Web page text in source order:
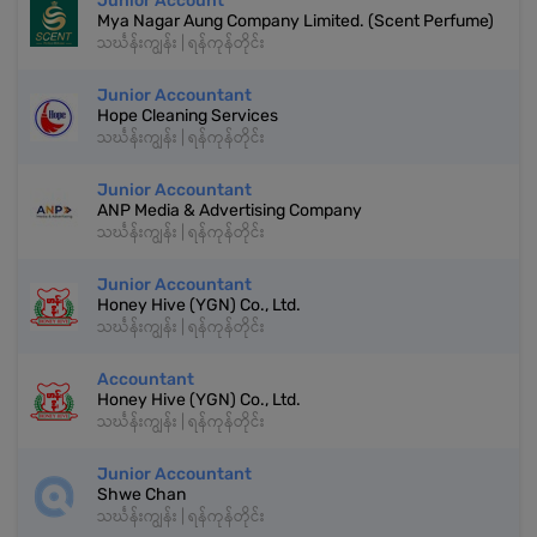
Mya Nagar Aung Company Limited. (Scent Perfume)
သင်္ဃန်းကျွန်း | ရန်ကုန်တိုင်း
Junior Accountant
Hope Cleaning Services
သင်္ဃန်းကျွန်း | ရန်ကုန်တိုင်း
Junior Accountant
ANP Media & Advertising Company
သင်္ဃန်းကျွန်း | ရန်ကုန်တိုင်း
Junior Accountant
Honey Hive (YGN) Co., Ltd.
သင်္ဃန်းကျွန်း | ရန်ကုန်တိုင်း
Accountant
Honey Hive (YGN) Co., Ltd.
သင်္ဃန်းကျွန်း | ရန်ကုန်တိုင်း
Junior Accountant
Shwe Chan
သင်္ဃန်းကျွန်း | ရန်ကုန်တိုင်း